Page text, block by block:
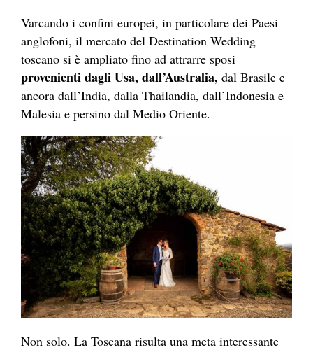
Varcando i confini europei, in particolare dei Paesi
anglofoni, il mercato del Destination Wedding
toscano si è ampliato fino ad attrarre sposi
provenienti dagli Usa, dall’Australia, dal Brasile e
ancora dall’India, dalla Thailandia, dall’Indonesia e
Malesia e persino dal Medio Oriente.
Non solo. La Toscana risulta una meta interessante